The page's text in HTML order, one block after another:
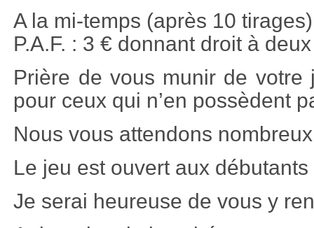
A la mi-temps (après 10
P.A.F. : 3 € donnant droit à
Prière de vous munir de votre
pour ceux qui n’en possèdent
Nous vous attendons
Le jeu est ouvert aux
Je serai heureuse de vous y